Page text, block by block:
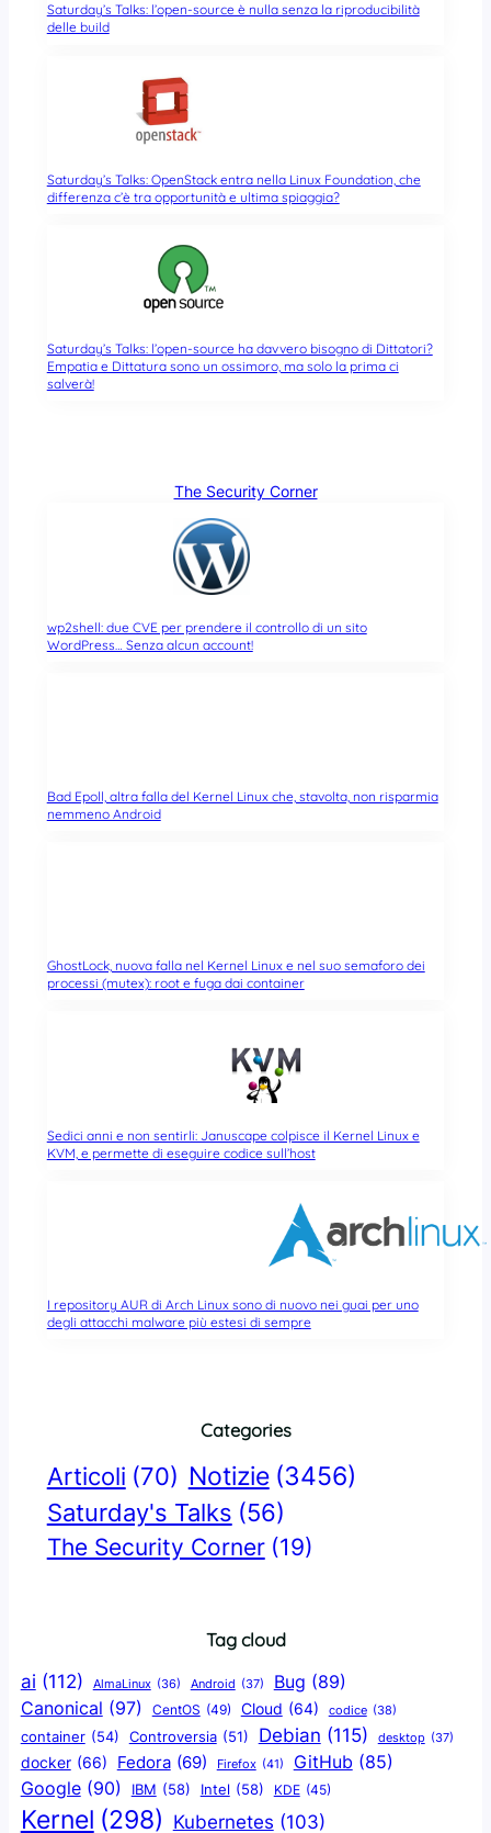
Saturday’s Talks: l’open-source è nulla senza la riproducibilità
delle build
Saturday’s Talks: OpenStack entra nella Linux Foundation, che
differenza c’è tra opportunità e ultima spiaggia?
Saturday’s Talks: l’open-source ha davvero bisogno di Dittatori?
Empatia e Dittatura sono un ossimoro, ma solo la prima ci
salverà!
The Security Corner
wp2shell: due CVE per prendere il controllo di un sito
WordPress… Senza alcun account!
Bad Epoll, altra falla del Kernel Linux che, stavolta, non risparmia
nemmeno Android
GhostLock, nuova falla nel Kernel Linux e nel suo semaforo dei
processi (mutex): root e fuga dai container
Sedici anni e non sentirli: Januscape colpisce il Kernel Linux e
KVM, e permette di eseguire codice sull’host
I repository AUR di Arch Linux sono di nuovo nei guai per uno
degli attacchi malware più estesi di sempre
Categories
Articoli (70) Notizie (3456)
Saturday's Talks (56)
The Security Corner (19)
Tag cloud
ai (112) AlmaLinux (36) Android (37) Bug (89)
Canonical (97) CentOS (49) Cloud (64) codice (38)
container (54) Controversia (51) Debian (115) desktop (37)
docker (66) Fedora (69) Firefox (41) GitHub (85)
Google (90) IBM (58) Intel (58) KDE (45)
Kernel (298) Kubernetes (103)